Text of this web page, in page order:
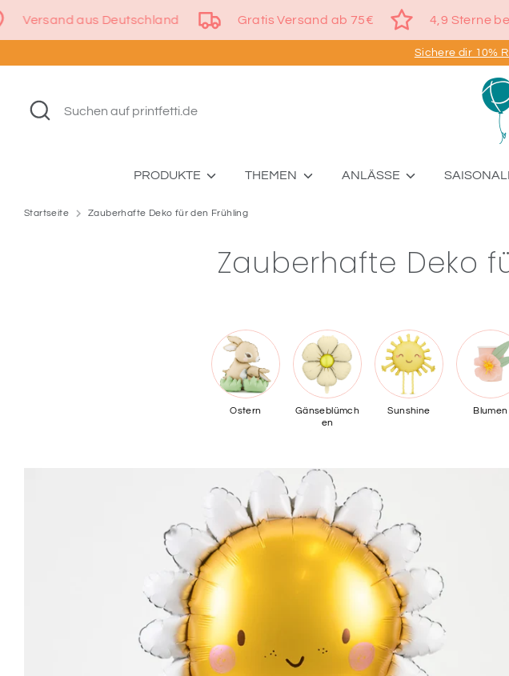
Direkt
zum
Versand aus Deutschland Gratis Versand ab 75€ 4,9
Sichere dir 10%
Suchen
Suchen
auf
PRODUKTE THEMEN ANLÄSSE
Startseite Zauberhafte Deko für den Frühling
Zauberhafte Deko
Ostern
Gänseblümch
en
Sunshine Blumen